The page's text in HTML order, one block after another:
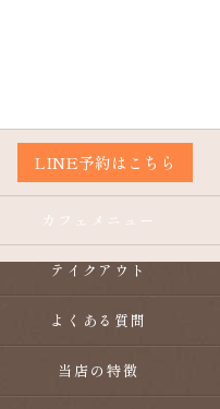
LINE予約はこちら
カフェメニュー
テイクアウト
よくある質問
当店の特徴